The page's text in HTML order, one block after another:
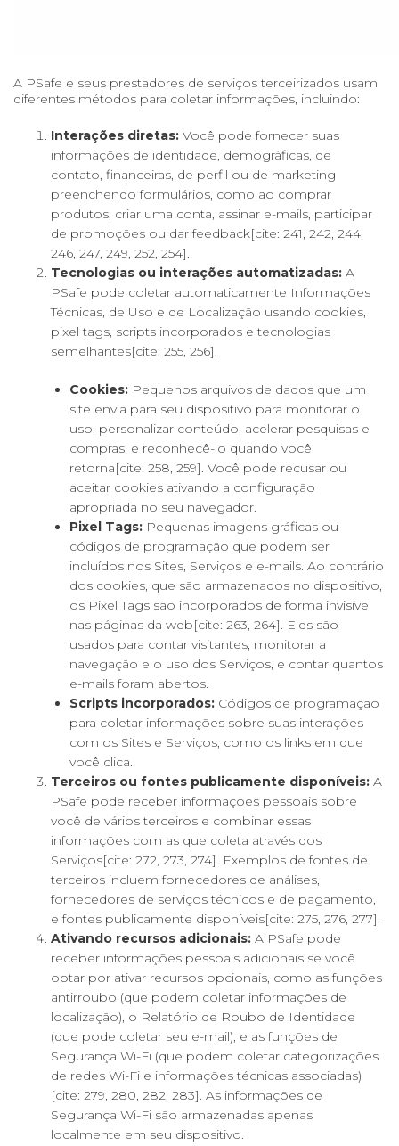
A PSafe e seus prestadores de serviços terceirizados usam
diferentes métodos para coletar informações, incluindo:
Interações diretas: Você pode fornecer suas
informações de identidade, demográficas, de
contato, financeiras, de perfil ou de marketing
preenchendo formulários, como ao comprar
produtos, criar uma conta, assinar e-mails, participar
de promoções ou dar feedback[cite: 241, 242, 244,
246, 247, 249, 252, 254].
Tecnologias ou interações automatizadas: A
PSafe pode coletar automaticamente Informações
Técnicas, de Uso e de Localização usando cookies,
pixel tags, scripts incorporados e tecnologias
semelhantes[cite: 255, 256].
Cookies: Pequenos arquivos de dados que um
site envia para seu dispositivo para monitorar o
uso, personalizar conteúdo, acelerar pesquisas e
compras, e reconhecê-lo quando você
retorna[cite: 258, 259]. Você pode recusar ou
aceitar cookies ativando a configuração
apropriada no seu navegador.
Pixel Tags: Pequenas imagens gráficas ou
códigos de programação que podem ser
incluídos nos Sites, Serviços e e-mails. Ao contrário
dos cookies, que são armazenados no dispositivo,
os Pixel Tags são incorporados de forma invisível
nas páginas da web[cite: 263, 264]. Eles são
usados para contar visitantes, monitorar a
navegação e o uso dos Serviços, e contar quantos
e-mails foram abertos.
Scripts incorporados: Códigos de programação
para coletar informações sobre suas interações
com os Sites e Serviços, como os links em que
você clica.
Terceiros ou fontes publicamente disponíveis: A
PSafe pode receber informações pessoais sobre
você de vários terceiros e combinar essas
informações com as que coleta através dos
Serviços[cite: 272, 273, 274]. Exemplos de fontes de
terceiros incluem fornecedores de análises,
fornecedores de serviços técnicos e de pagamento,
e fontes publicamente disponíveis[cite: 275, 276, 277].
Ativando recursos adicionais: A PSafe pode
receber informações pessoais adicionais se você
optar por ativar recursos opcionais, como as funções
antirroubo (que podem coletar informações de
localização), o Relatório de Roubo de Identidade
(que pode coletar seu e-mail), e as funções de
Segurança Wi-Fi (que podem coletar categorizações
de redes Wi-Fi e informações técnicas associadas)
[cite: 279, 280, 282, 283]. As informações de
Segurança Wi-Fi são armazenadas apenas
localmente em seu dispositivo.